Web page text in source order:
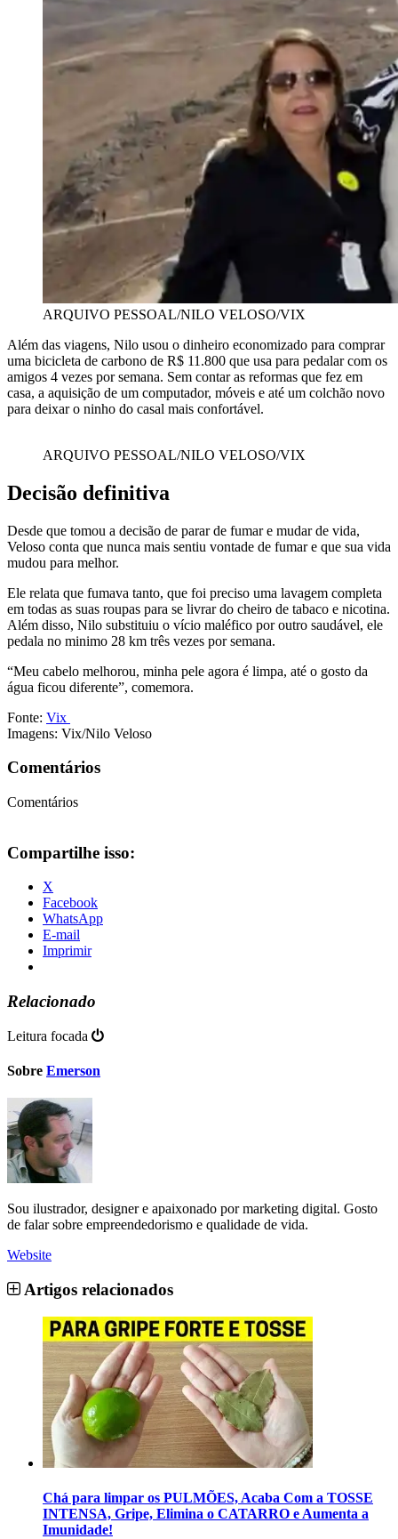
ARQUIVO PESSOAL/NILO VELOSO/VIX
Além das viagens, Nilo usou o dinheiro economizado para comprar
uma bicicleta de carbono de R$ 11.800 que usa para pedalar com os
amigos 4 vezes por semana. Sem contar as reformas que fez em
casa, a aquisição de um computador, móveis e até um colchão novo
para deixar o ninho do casal mais confortável.
ARQUIVO PESSOAL/NILO VELOSO/VIX
Decisão definitiva
Desde que tomou a decisão de parar de fumar e mudar de vida,
Veloso conta que nunca mais sentiu vontade de fumar e que sua vida
mudou para melhor.
Ele relata que fumava tanto, que foi preciso uma lavagem completa
em todas as suas roupas para se livrar do cheiro de tabaco e nicotina.
Além disso, Nilo substituiu o vício maléfico por outro saudável, ele
pedala no minimo 28 km três vezes por semana.
“Meu cabelo melhorou, minha pele agora é limpa, até o gosto da
água ficou diferente”, comemora.
Fonte: Vix
Imagens: Vix/Nilo Veloso
Comentários
Comentários
Compartilhe isso:
X
Facebook
WhatsApp
E-mail
Imprimir
Relacionado
Leitura focada
Sobre Emerson
Sou ilustrador, designer e apaixonado por marketing digital. Gosto
de falar sobre empreendedorismo e qualidade de vida.
Website
Artigos relacionados
Chá para limpar os PULMÕES, Acaba Com a TOSSE
INTENSA, Gripe, Elimina o CATARRO e Aumenta a
Imunidade!